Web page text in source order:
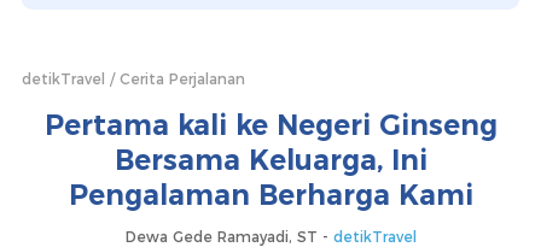
detikTravel Cerita Perjalanan
Pertama kali ke Negeri Ginseng
Bersama Keluarga, Ini
Pengalaman Berharga Kami
Dewa Gede Ramayadi, ST - detikTravel